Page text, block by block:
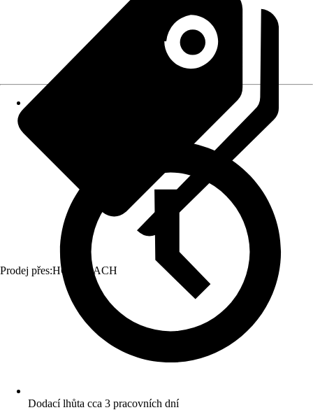
Prodej přes:HORNBACH
Dodací lhůta cca 3 pracovních dní